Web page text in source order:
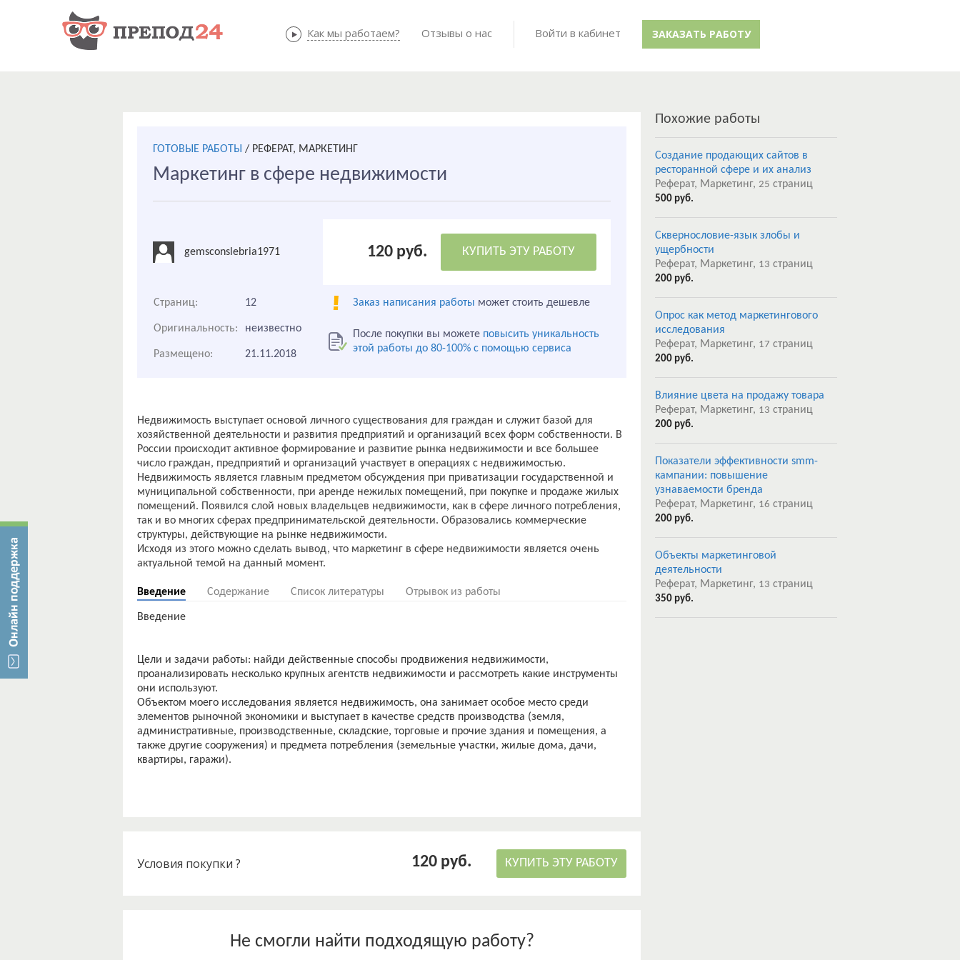
Как мы работаем? Готовые работы
Как мы работаем? Отзывы о нас Войти в кабинет ЗАКАЗАТЬ РАБОТУ
ГОТОВЫЕ РАБОТЫ / РЕФЕРАТ, МАРКЕТИНГ
Маркетинг в сфере недвижимости
gemsconslebria1971 120 руб. КУПИТЬ ЭТУ РАБОТУ
Страниц: 12 Заказ написания работы может стоить дешевле
Оригинальность: неизвестно После покупки вы можете повысить уникальность
этой работы до 80-100% с помощью сервиса
Размещено: 21.11.2018
Недвижимость выступает основой личного существования для граждан и служит базой для
хозяйственной деятельности и развития предприятий и организаций всех форм собственности. В
России происходит активное формирование и развитие рынка недвижимости и все большее
число граждан, предприятий и организаций участвует в операциях с недвижимостью.
Недвижимость является главным предметом обсуждения при приватизации государственной и
муниципальной собственности, при аренде нежилых помещений, при покупке и продаже жилых
помещений. Появился слой новых владельцев недвижимости, как в сфере личного потребления,
так и во многих сферах предпринимательской деятельности. Образовались коммерческие
структуры, действующие на рынке недвижимости.
Исходя из этого можно сделать вывод, что маркетинг в сфере недвижимости является очень
Введение Содержание Список литературы Отрывок из работы
Введение
Цели и задачи работы: найди действенные способы продвижения недвижимости,
проанализировать несколько крупных агентств недвижимости и рассмотреть какие инструменты
они используют.
Объектом моего исследования является недвижимость, она занимает особое место среди
элементов рыночной экономики и выступает в качестве средств производства (земля,
административные, производственные, складские, торговые и прочие здания и помещения, а
также другие сооружения) и предмета потребления (земельные участки, жилые дома, дачи,
Условия покупки ? 120 руб. КУПИТЬ ЭТУ РАБОТУ
Не смогли найти подходящую работу?
Похожие работы
Создание продающих сайтов в
ресторанной сфере и их анализ
Реферат, Маркетинг, 25 страниц
500 руб.
Сквернословие-язык злобы и
ущербности
Реферат, Маркетинг, 13 страниц
200 руб.
Опрос как метод маркетингового
исследования
Реферат, Маркетинг, 17 страниц
200 руб.
Влияние цвета на продажу товара
Реферат, Маркетинг, 13 страниц
200 руб.
Показатели эффективности smm-
кампании: повышение
узнаваемости бренда
Реферат, Маркетинг, 16 страниц
200 руб.
Объекты маркетинговой
деятельности
Реферат, Маркетинг, 13 страниц
350 руб.